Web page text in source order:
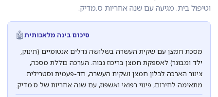
וטיפול בית. מגיעה עם שנה אחריות ס.מדיק.
סיכום בינה מלאכותית🤖
מסכת חמצן עם שקית העשרה בשלושה גדלים אנטומיים (תינוק,
ילד ומבוגר) לאספקת חמצן בריכוז גבוה. הערכה כוללת מסכה,
צינור הארכה לבלון חמצן ושקית העשרה, חד-פעמית וסטרילית.
מתאימה לחירום, פינוי רפואי ואשפוז, עם שנה אחריות של ס.מדיק.